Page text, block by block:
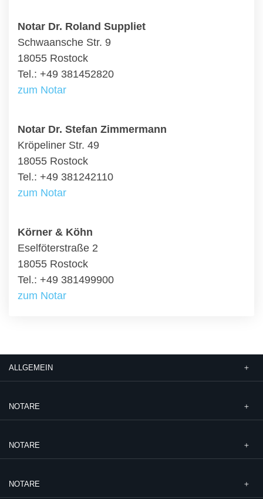
Notar Dr. Roland Suppliet
Schwaansche Str. 9
18055 Rostock
Tel.: +49 381452820
zum Notar
Notar Dr. Stefan Zimmermann
Kröpeliner Str. 49
18055 Rostock
Tel.: +49 381242110
zum Notar
Körner & Köhn
Eselföterstraße 2
18055 Rostock
Tel.: +49 381499900
zum Notar
ALLGEMEIN
NOTARE
NOTARE
NOTARE